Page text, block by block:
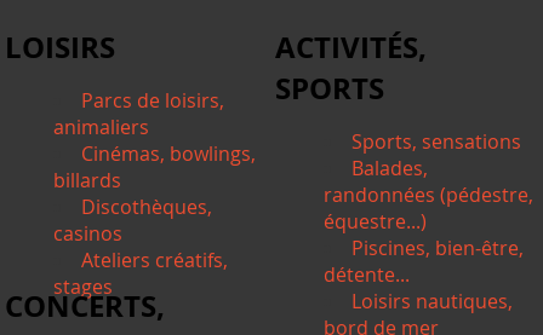
LOISIRS
Parcs de loisirs,
animaliers
Cinémas, bowlings,
billards
Discothèques,
casinos
Ateliers créatifs,
stages
ACTIVITÉS,
SPORTS
Sports, sensations
Balades,
randonnées (pédestre,
équestre...)
Piscines, bien-être,
détente...
Loisirs nautiques,
bord de mer
CONCERTS,